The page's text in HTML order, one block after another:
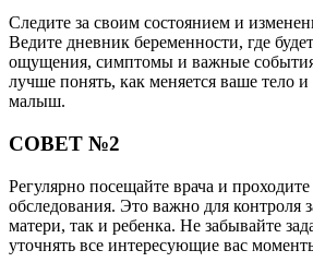
Следите за своим состоянием и
Ведите дневник беременности, где
ощущения, симптомы и важные
лучше понять, как меняется ваше тело и
малыш.
СОВЕТ №2
Регулярно посещайте врача и
обследования. Это важно для контроля
матери, так и ребенка. Не забывайте
уточнять все интересующие вас